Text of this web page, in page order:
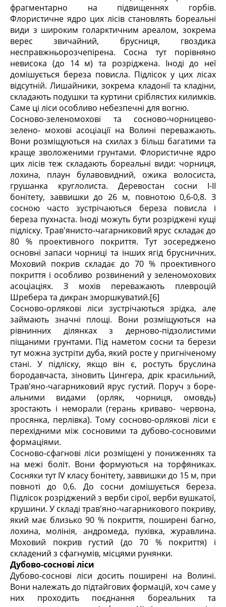
фрагментарно на підвищеннях горбів.
Флористичне ядро цих лісів становлять бореальні
види з широким голарктичним ареалом, зокрема
верес звичайний, брусниця, гвоздика
несправжньорозчепірена. Сосна тут порівняно
невисока (до 14 м) та розріджена. Іноді до неї
домішується береза повисла. Підлісок у цих лісах
відсутній. Лишайники, зокрема кладонії та кладіни,
складають подушки та куртини сріблястих килимків.
Саме ці ліси особливо небезпечні для вогню.
Сосново-зеленомохові та сосново-чорницево-
зелено- мохові асоціації на Волині переважають.
Вони розміщуються на схилах з більш багатими та
краще зволоженими грунтами. Флористичне ядро
цих лісів теж складають бореальні види: чорниця,
лохина, плаун булавовидний, ожика волосиста,
грушанка круглолиста. Деревостан сосни І-ІІ
бонітету, заввишки до 26 м, повнотою 0,6-0,8. З
сосною часто зустрічаються береза повисла і
береза пухнаста. Іноді можуть бути розріджені кущі
підліску. Трав'янисто-чагарниковий ярус складає до
80 % проективного покриття. Тут зосереджено
основні запаси чорниці та інших ягід брусничних.
Моховий покрив складає до 70 % проективного
покриття і особливо розвинений у зеленомохових
асоціаціях. З мохів переважають плевроцій
Шребера та дикран зморшкуватий.[6]
Сосново-орлякові ліси зустрічаються зрідка, але
займають значні площі. Вони розміщуються на
рівнинних ділянках з дерново-підзолистими
піщаними грунтами. Під наметом сосни та берези
тут можна зустріти дуба, який росте у пригніченому
стані. У підліску, якщо він є, ростуть бруслина
бородавчаста, зіновить Цингера, дрік красильний,
Трав'яно-чагарниковий ярус густий. Поруч з боре-
альними видами (орляк, чорниця, омовдь)
зростають і неморали (герань криваво- червона,
просянка, перлівка). Тому сосново-орлякові ліси є
перехідними між сосновими та дубово-сосновими
формаціями.
Сосново-сфагнові ліси розміщені у пониженнях та
на межі боліт. Вони формуються на торфяниках.
Сосняки тут IV класу бонітету, заввишки до 15 м, при
повноті до 0,6. До сосни домішується береза.
Підлісок розріджений з верби сірої, верби вушкатої,
крушини. У складі трав'яно-чагарникового покриву,
який має близько 90 % покриття, поширені багно,
лохина, молінія, андромеда, пухівка, журавлина.
Моховий покрив густий (до 70 % покриття) і
складений з сфагнумів, місцями рунянки.
Дубово-соснові ліси
Дубово-соснові ліси досить поширені на Волині.
Вони належать до підтайгових формацій, хоч саме у
них проходить поєднання бореальних та